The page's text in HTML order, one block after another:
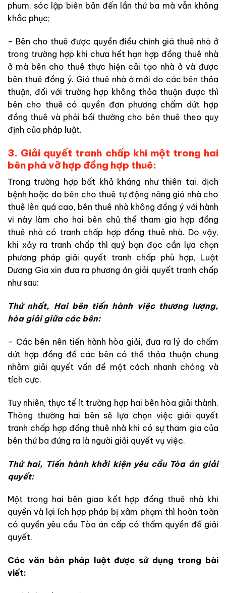
phum, sóc lập biên bản đến lần thứ ba mà vẫn không
khắc phục;
– Bên cho thuê được quyền điều chỉnh giá thuê nhà ở
trong trường hợp khi chưa hết hạn hợp đồng thuê nhà
ở mà bên cho thuê thực hiện cải tạo nhà ở và được
bên thuê đồng ý. Giá thuê nhà ở mới do các bên thỏa
thuận, đối với trường hợp không thỏa thuận được thì
bên cho thuê có quyền đơn phương chấm dứt hợp
đồng thuê và phải bồi thường cho bên thuê theo quy
định của pháp luật.
3. Giải quyết tranh chấp khi một trong hai
bên phá vỡ hợp đồng hợp thuê:
Trong trường hợp bất khả kháng như thiên tai, dịch
bệnh hoặc do bên cho thuê tự động nâng giá nhà cho
thuê lên quá cao, bên thuê nhà không đồng ý với hành
vi này làm cho hai bên chủ thể tham gia hợp đồng
thuê nhà có tranh chấp hợp đồng thuê nhà. Do vậy,
khi xảy ra tranh chấp thì quý bạn đọc cần lựa chọn
phương pháp giải quyết tranh chấp phù hợp, Luật
Dương Gia xin đưa ra phương án giải quyết tranh chấp
như sau:
Thứ nhất, Hai bên tiến hành việc thương lượng,
hòa giải giữa các bên:
– Các bên nên tiến hành hòa giải, đưa ra lý do chấm
dứt hợp đồng để các bên có thể thỏa thuận chung
nhằm giải quyết vấn đề một cách nhanh chóng và
tích cực.
Tuy nhiên, thực tế ít trường hợp hai bên hòa giải thành.
Thông thường hai bên sẽ lựa chọn việc giải quyết
tranh chấp hợp đồng thuê nhà khi có sự tham gia của
bên thứ ba đứng ra là người giải quyết vụ việc.
Thứ hai, Tiến hành khởi kiện yêu cầu Tòa án giải
quyết:
Một trong hai bên giao kết hợp đồng thuê nhà khi
quyền và lợi ích hợp pháp bị xâm phạm thì hoàn toàn
có quyền yêu cầu Tòa án cấp có thẩm quyền để giải
quyết.
Các văn bản pháp luật được sử dụng trong bài
viết: